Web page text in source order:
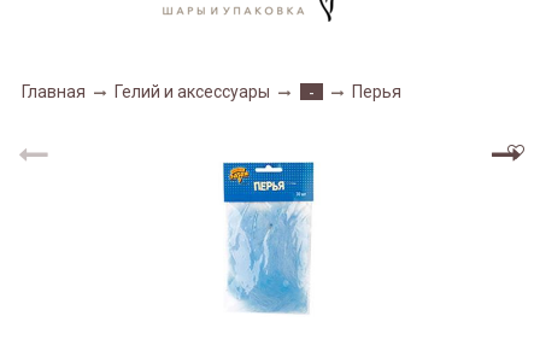
Главная Гелий и аксессуары - Перья